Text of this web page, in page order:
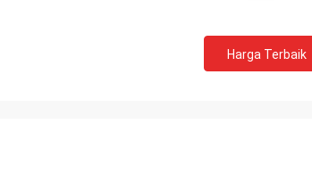
Harga Terbaik